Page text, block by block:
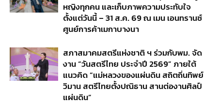
หญิงทุกคน และเก็บภาพความประทับใจ
ตั้งแต่วันนี้ – 31 ส.ค. 69 ณ เมน เอนทรานซ์
ศูนย์การค้าเมกาบางนา
สภาสมาคมสตรีแห่งชาติ ฯ ร่วมกับพม. จัด
งาน “วันสตรีไทย ประจำปี 2569” ภายใต้
แนวคิด “แม่หลวงของแผ่นดิน สถิตถิ่นทิพย์
วิมาน สตรีไทยตั้งปณิธาน สานต่องานศิลป์
แผ่นดิน”